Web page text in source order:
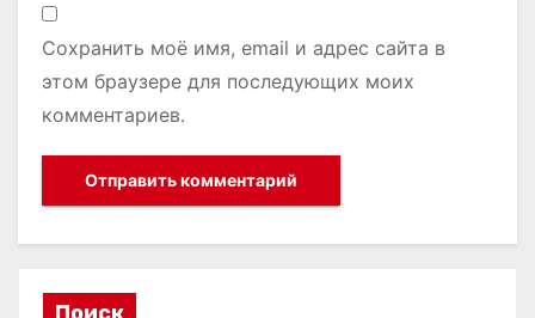
Сохранить моё имя, email и адрес сайта в
этом браузере для последующих моих
комментариев.